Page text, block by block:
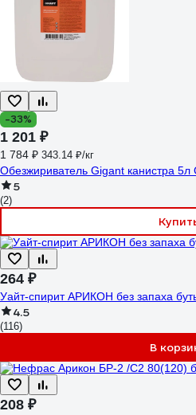
-33%
1 201 ₽
1 784 ₽ 343.14 ₽/кг
Обезжириватель Gigant канистра 5л
5
(2)
264 ₽
Уайт-спирит АРИКОН без запаха
4.5
(116)
В
208 ₽